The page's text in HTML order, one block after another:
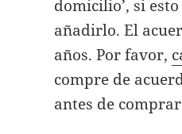
domicilio’, si
añadirlo. El
años. Por favor,
compre de
antes de